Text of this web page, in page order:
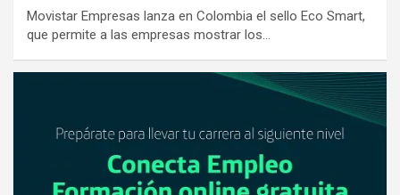
Movistar Empresas lanza en Colombia el sello Eco Smart,
que permite a las empresas mostrar los…